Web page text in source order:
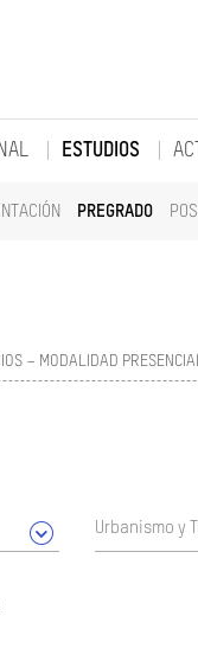
ESTUDIOS
PREGRADO
– MODALIDAD
Urbanismo y